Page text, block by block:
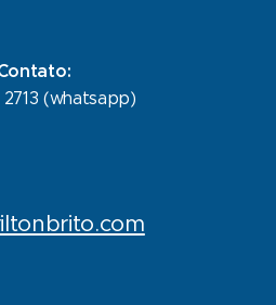
(whatsapp)